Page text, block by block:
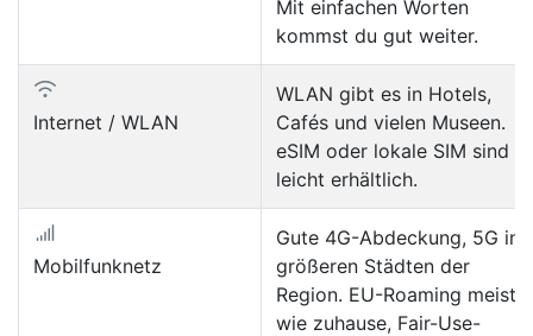
Mit einfachen Worten
kommst du gut weiter.
Internet / WLAN
WLAN gibt es in Hotels,
Cafés und vielen Museen.
eSIM oder lokale SIM sind
leicht erhältlich.
Mobilfunknetz
Gute 4G-Abdeckung, 5G in
größeren Städten der
Region. EU-Roaming meist
wie zuhause, Fair-Use-